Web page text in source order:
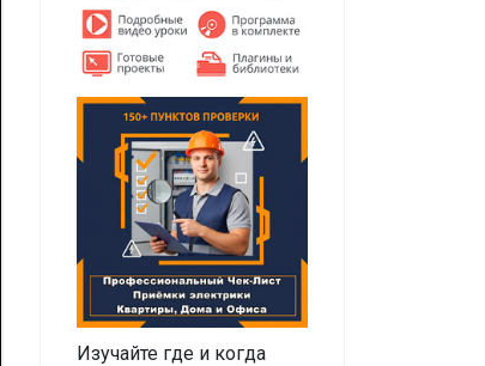
Изучайте где и когда